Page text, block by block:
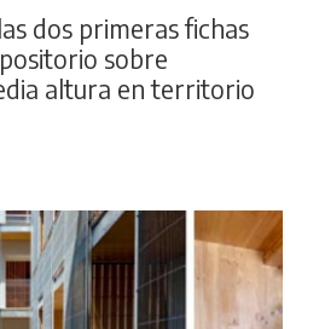
dos primeras fichas
sobre
altura en territorio